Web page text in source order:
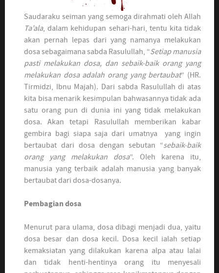
Saudaraku seiman yang semoga dirahmati oleh Allah
Ta’ala, dalam kehidupan sehari-hari, tentu kita tidak
akan pernah lepas dari yang namanya melakukan
dosa sebagaimana sabda Rasulullah, “Setiap manusia
pasti melakukan dosa, dan sebaik-baik orang yang
melakukan dosa adalah orang yang bertaubat” (HR.
Tirmidzi, Ibnu Majah). Dari sabda Rasulullah di atas
kita bisa menarik kesimpulan bahwasannya tidak ada
satu orang pun di dunia ini yang tidak melakukan
dosa. Akan tetapi Rasulullah memberikan kabar
gembira bagi siapa saja dari umatnya yang ingin
bertaubat dari dosa dengan sebutan “sebaik-baik
orang yang melakukan dosa”. Oleh karena itu,
manusia yang terbaik adalah manusia yang banyak
bertaubat dari dosa-dosanya.
Pembagian dosa
Menurut para ulama, dosa dibagi menjadi dua, yaitu
dosa besar dan dosa kecil. Dosa kecil ialah setiap
kemaksiatan yang dilakukan karena alpa atau lalai
dan tidak henti-hentinya orang itu menyesali